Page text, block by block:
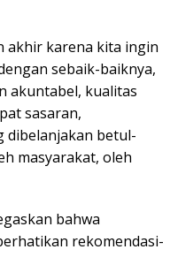
akhir karena kita ingin
sebaik-baiknya,
akuntabel, kualitas
sasaran,
dibelanjakan betul-
masyarakat, oleh
bahwa
rekomendasi-